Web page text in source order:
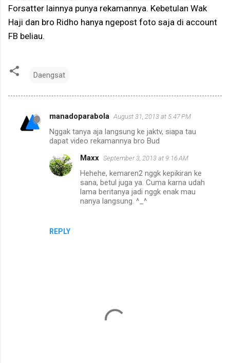
Forsatter lainnya punya rekamannya. Kebetulan Wak
Haji dan bro Ridho hanya ngepost foto saja di account
FB beliau.
Daengsat
C
manadoparabola August 31, 2013 at 5:47 PM
Nggak tanya aja langsung ke jaktv, siapa tau
dapat video rekamannya bro Bud
REPLY
Maxx September 3, 2013 at 9:16 AM
Hehehe, kemaren2 nggk kepikiran ke
sana, betul juga ya. Cuma karna udah
lama beritanya jadi nggk enak mau
nanya langsung. ^_^